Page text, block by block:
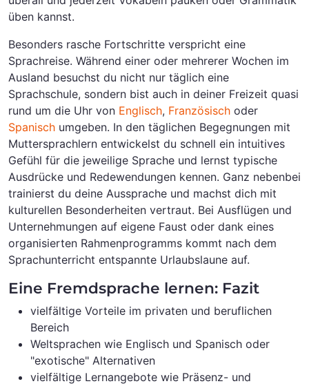
üben kannst.
Besonders rasche Fortschritte verspricht eine
Sprachreise. Während einer oder mehrerer Wochen im
Ausland besuchst du nicht nur täglich eine
Sprachschule, sondern bist auch in deiner Freizeit quasi
rund um die Uhr von Englisch, Französisch oder
Spanisch umgeben. In den täglichen Begegnungen mit
Muttersprachlern entwickelst du schnell ein intuitives
Gefühl für die jeweilige Sprache und lernst typische
Ausdrücke und Redewendungen kennen. Ganz nebenbei
trainierst du deine Aussprache und machst dich mit
kulturellen Besonderheiten vertraut. Bei Ausflügen und
Unternehmungen auf eigene Faust oder dank eines
organisierten Rahmenprogramms kommt nach dem
Sprachunterricht entspannte Urlaubslaune auf.
Eine Fremdsprache lernen: Fazit
vielfältige Vorteile im privaten und beruflichen
Bereich
Weltsprachen wie Englisch und Spanisch oder
"exotische" Alternativen
vielfältige Lernangebote wie Präsenz- und